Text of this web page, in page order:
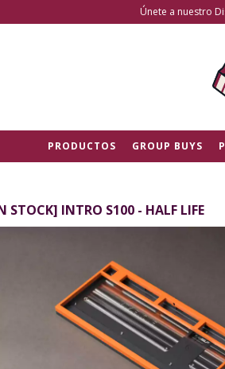
Únete a nuestro
PRODUCTOS GROUP BUYS
STOCK] INTRO S100 - HALF LIFE